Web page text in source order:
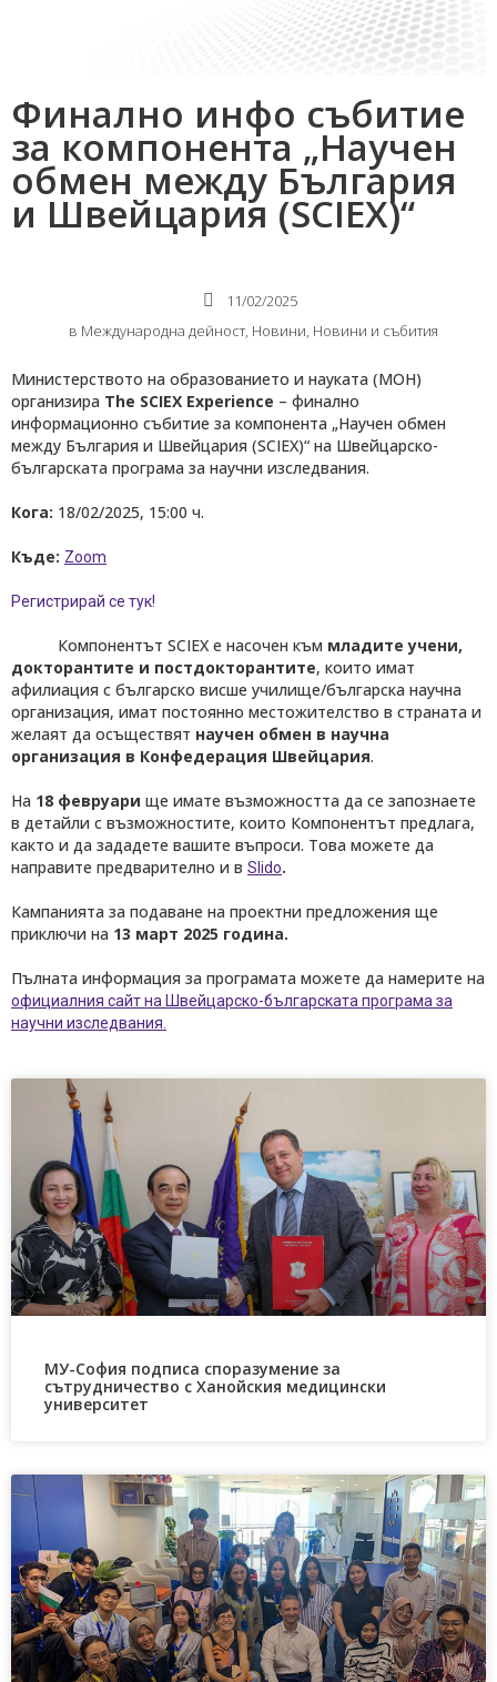
Финално инфо събитие
за компонента „Научен
обмен между България
и Швейцария (SCIEX)“
11/02/2025
в Международнa дейност, Новини, Новини и събития
Министерството на образованието и науката (МОН)
организира The SCIEX Experience – финално
информационно събитие за компонента „Научен обмен
между България и Швейцария (SCIEX)“ на Швейцарско-
българската програма за научни изследвания.
Кога: 18/02/2025, 15:00 ч.
Къде: Zoom
Регистрирай се тук!
Компонентът SCIEX е насочен към младите учени,
докторантите и постдокторантите, които имат
афилиация с българско висше училище/българска научна
организация, имат постоянно местожителство в страната и
желаят да осъществят научен обмен в научна
организация в Конфедерация Швейцария.
На 18 февруари ще имате възможността да се запознаете
в детайли с възможностите, които Компонентът предлага,
както и да зададете вашите въпроси. Това можете да
направите предварително и в Slido.
Кампанията за подаване на проектни предложения ще
приключи на 13 март 2025 година.
Пълната информация за програмата можете да намерите на
официалния сайт на Швейцарско-българската програма за
научни изследвания.
МУ-София подписа споразумение за
сътрудничество с Ханойския медицински
университет